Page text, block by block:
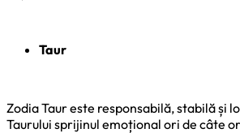
Taur
Zodia Taur este responsabilă, stabilă și
Taurului sprijinul emoțional ori de câte